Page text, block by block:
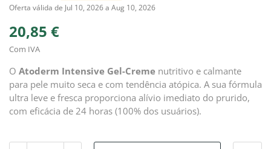
Oferta válida de Jul 10, 2026 a Aug 10, 2026
20,85 €
Com IVA
O Atoderm Intensive Gel-Creme nutritivo e calmante
para pele muito seca e com tendência atópica. A sua fórmula
ultra leve e fresca proporciona alívio imediato do prurido,
com eficácia de 24 horas (100% dos usuários).